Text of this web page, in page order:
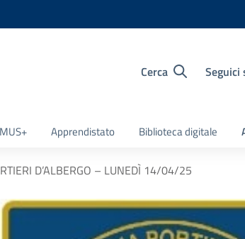
Cerca Seguici
Apprendistato Biblioteca digitale
D’ALBERGO – LUNEDÌ 14/04/25